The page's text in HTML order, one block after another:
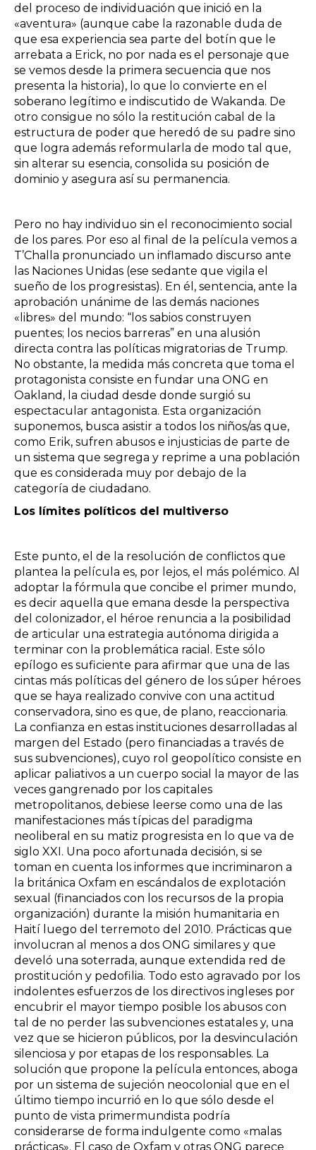
del proceso de individuación que inició en la
«aventura» (aunque cabe la razonable duda de
que esa experiencia sea parte del botín que le
arrebata a Erick, no por nada es el personaje que
se vemos desde la primera secuencia que nos
presenta la historia), lo que lo convierte en el
soberano legítimo e indiscutido de Wakanda. De
otro consigue no sólo la restitución cabal de la
estructura de poder que heredó de su padre sino
que logra además reformularla de modo tal que,
sin alterar su esencia, consolida su posición de
dominio y asegura así su permanencia.
Pero no hay individuo sin el reconocimiento social
de los pares. Por eso al final de la película vemos a
T’Challa pronunciado un inflamado discurso ante
las Naciones Unidas (ese sedante que vigila el
sueño de los progresistas). En él, sentencia, ante la
aprobación unánime de las demás naciones
«libres» del mundo: “los sabios construyen
puentes; los necios barreras” en una alusión
directa contra las políticas migratorias de Trump.
No obstante, la medida más concreta que toma el
protagonista consiste en fundar una ONG en
Oakland, la ciudad desde donde surgió su
espectacular antagonista. Esta organización
suponemos, busca asistir a todos los niños/as que,
como Erik, sufren abusos e injusticias de parte de
un sistema que segrega y reprime a una población
que es considerada muy por debajo de la
categoría de ciudadano.
Los límites políticos del multiverso
Este punto, el de la resolución de conflictos que
plantea la película es, por lejos, el más polémico. Al
adoptar la fórmula que concibe el primer mundo,
es decir aquella que emana desde la perspectiva
del colonizador, el héroe renuncia a la posibilidad
de articular una estrategia autónoma dirigida a
terminar con la problemática racial. Este sólo
epílogo es suficiente para afirmar que una de las
cintas más políticas del género de los súper héroes
que se haya realizado convive con una actitud
conservadora, sino es que, de plano, reaccionaria.
La confianza en estas instituciones desarrolladas al
margen del Estado (pero financiadas a través de
sus subvenciones), cuyo rol geopolítico consiste en
aplicar paliativos a un cuerpo social la mayor de las
veces gangrenado por los capitales
metropolitanos, debiese leerse como una de las
manifestaciones más típicas del paradigma
neoliberal en su matiz progresista en lo que va de
siglo XXI. Una poco afortunada decisión, si se
toman en cuenta los informes que incriminaron a
la británica Oxfam en escándalos de explotación
sexual (financiados con los recursos de la propia
organización) durante la misión humanitaria en
Haití luego del terremoto del 2010. Prácticas que
involucran al menos a dos ONG similares y que
develó una soterrada, aunque extendida red de
prostitución y pedofilia. Todo esto agravado por los
indolentes esfuerzos de los directivos ingleses por
encubrir el mayor tiempo posible los abusos con
tal de no perder las subvenciones estatales y, una
vez que se hicieron públicos, por la desvinculación
silenciosa y por etapas de los responsables. La
solución que propone la película entonces, aboga
por un sistema de sujeción neocolonial que en el
último tiempo incurrió en lo que sólo desde el
punto de vista primermundista podría
considerarse de forma indulgente como «malas
prácticas». El caso de Oxfam y otras ONG parece